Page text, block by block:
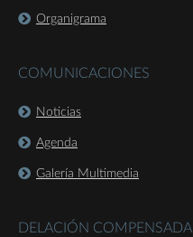
Organigrama
COMUNICACIONES
Noticias
Agenda
Galería Multimedia
DELACIÓN COMPENSADA